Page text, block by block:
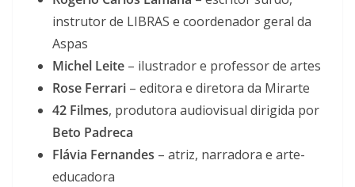
instrutor de LIBRAS e coordenador geral da
Aspas
Michel Leite – ilustrador e professor de artes
Rose Ferrari – editora e diretora da Mirarte
42 Filmes, produtora audiovisual dirigida por
Beto Padreca
Flávia Fernandes – atriz, narradora e arte-
educadora